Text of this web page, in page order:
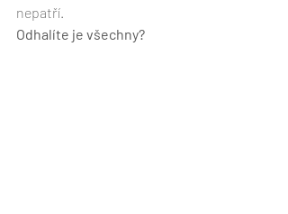
nepatří.
Odhalíte je všechny?